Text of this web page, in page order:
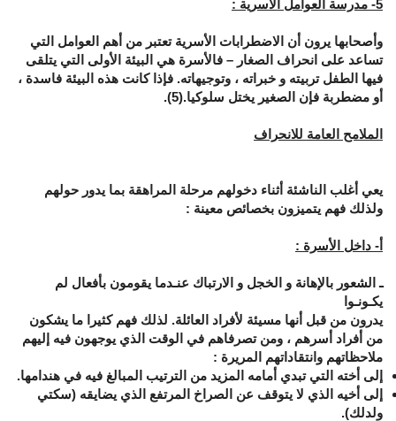
5- مدرسة العوامل الأسرية :
وأصحابها يرون أن الاضطرابات الأسرية تعتبر من أهم العوامل التي
تساعد على انحراف الصغار – فالأسرة هي البيئة الأولى التي يتلقى
فيها الطفل تربيته و خبراته ، وتوجيهاته. فإذا كانت هذه البيئة فاسدة ،
أو مضطربة فإن الصغير يختل سلوكيا.(5).
الملامح العامة للانحراف
يعي أغلب الناشئة أثناء دخولهم مرحلة المراهقة بما يدور حولهم
ولذلك فهم يتميزون بخصائص معينة :
أ- داخل الأسرة :
ـ الشعور بالإهانة و الخجل و الارتباك عنـدما يقومون بأفعال لم
يكـونـوا
يدرون من قبل أنها مسيئة لأفراد العائلة. لذلك فهم كثيرا ما يشكون
من أفراد أسرهم ، ومن تصرفاهم في الوقت الذي يوجهون فيه إليهم
ملاحظاتهم وانتقاداتهم المريرة :
إلى أخته التي تبدي أمامه المزيد من الترتيب المبالغ فيه في هندامها.
إلى أخيه الذي لا يتوقف عن الصراخ المرتفع الذي يضايقه (سكتي
ولدلك).